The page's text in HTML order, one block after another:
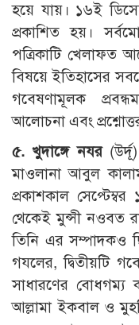
হয়ে যায়। ১৬ই
প্রকাশিত হয়।
পত্রিকাটি
বিষয়ে ইতিহাসের
গবেষণামূলক
আলোচনা এবং
৫. খুদাঙ্গে নযর(উর্দূ)
মাওলানা আবুল
প্রকাশকাল
থেকেই মুন্সী নওবত
তিনি এর সম্পাদকও
গযলের, দ্বিতীয়টি
সাধারণের বোধগম্য
আল্লামা ইকবাল ও